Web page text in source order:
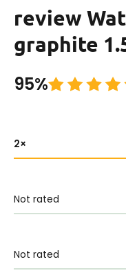
review
graphite
95%
2
Not rated
Not rated